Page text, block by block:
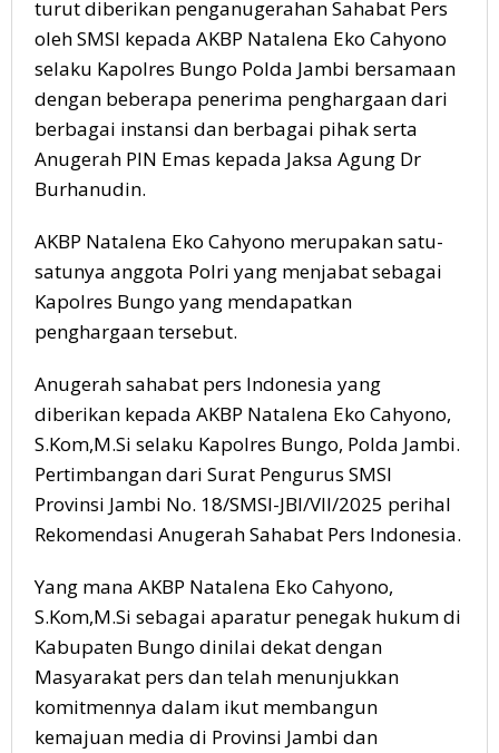
turut diberikan penganugerahan Sahabat Pers
oleh SMSI kepada AKBP Natalena Eko Cahyono
selaku Kapolres Bungo Polda Jambi bersamaan
dengan beberapa penerima penghargaan dari
berbagai instansi dan berbagai pihak serta
Anugerah PIN Emas kepada Jaksa Agung Dr
Burhanudin.
AKBP Natalena Eko Cahyono merupakan satu-
satunya anggota Polri yang menjabat sebagai
Kapolres Bungo yang mendapatkan
penghargaan tersebut.
Anugerah sahabat pers Indonesia yang
diberikan kepada AKBP Natalena Eko Cahyono,
S.Kom,M.Si selaku Kapolres Bungo, Polda Jambi.
Pertimbangan dari Surat Pengurus SMSI
Provinsi Jambi No. 18/SMSI-JBI/VII/2025 perihal
Rekomendasi Anugerah Sahabat Pers Indonesia.
Yang mana AKBP Natalena Eko Cahyono,
S.Kom,M.Si sebagai aparatur penegak hukum di
Kabupaten Bungo dinilai dekat dengan
Masyarakat pers dan telah menunjukkan
komitmennya dalam ikut membangun
kemajuan media di Provinsi Jambi dan